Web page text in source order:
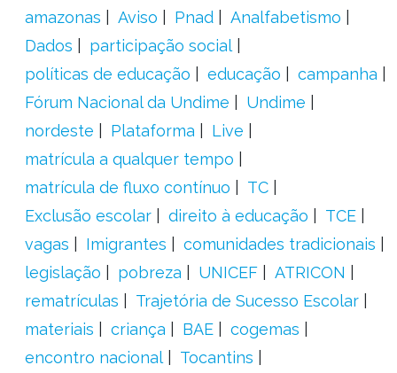
amazonas
Aviso Pnad
Analfabetismo
Dados
participação social
políticas de educação
educação
campanha
Fórum Nacional da Undime
Undime
nordeste
Plataforma
Live
matrícula a qualquer tempo
matrícula de fluxo contínuo
TC
Exclusão escolar
direito à educação
TCE
vagas
Imigrantes
comunidades tradicionais
legislação
pobreza UNICEF
ATRICON
rematrículas
Trajetória de Sucesso Escolar
materiais
criança BAE
cogemas
encontro nacional
Tocantins